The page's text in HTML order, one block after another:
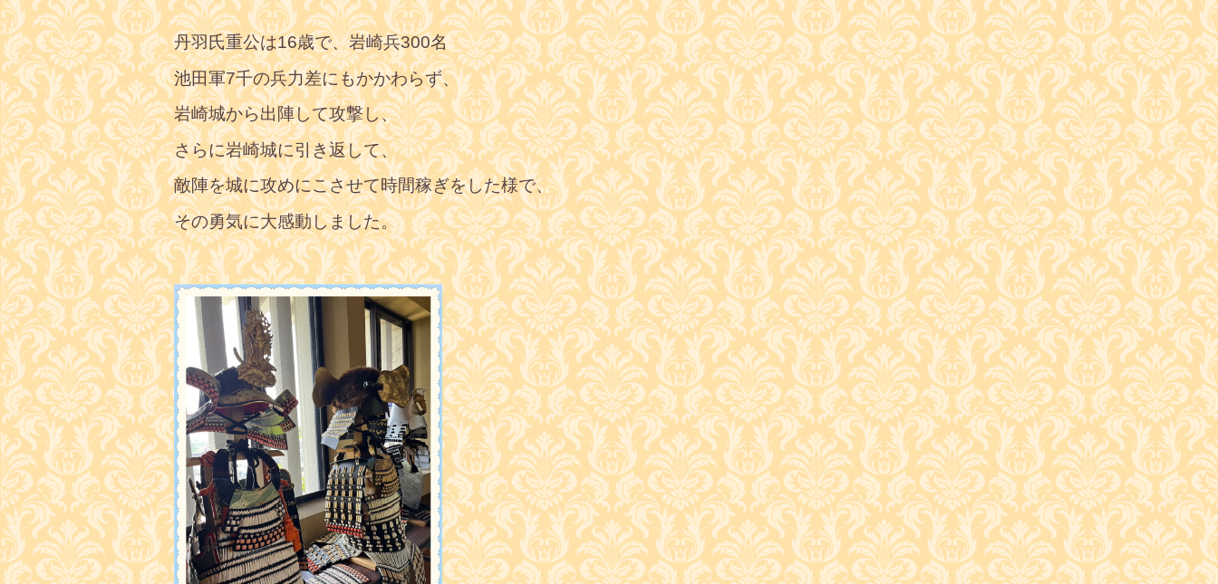
丹羽氏重公は16歳で、岩崎兵300名
池田軍7千の兵力差にもかかわらず、
岩崎城から出陣して攻撃し、
さらに岩崎城に引き返して、
敵陣を城に攻めにこさせて時間稼ぎをした様で、
その勇気に大感動しました。